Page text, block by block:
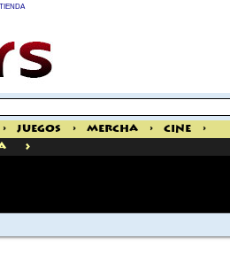
> Juegos > Mercha > Cine
>
>